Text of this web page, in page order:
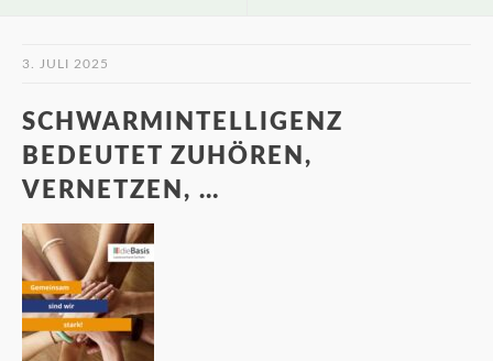
3. JULI 2025
SCHWARMINTELLIGENZ
BEDEUTET ZUHÖREN,
VERNETZEN, …